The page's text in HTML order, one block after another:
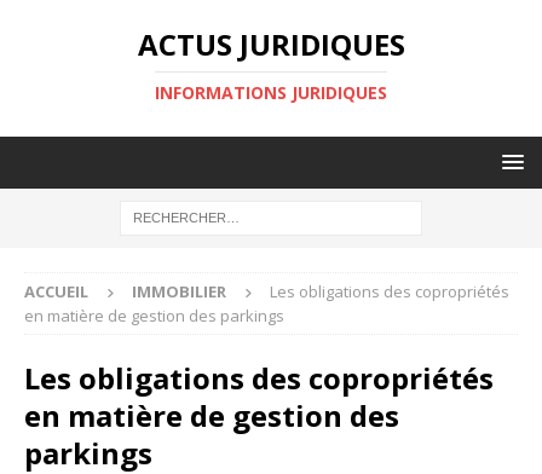
ACTUS JURIDIQUES
INFORMATIONS JURIDIQUES
ACCUEIL IMMOBILIER
Les obligations des copropriétés
en matière de gestion des parkings
Les obligations des copropriétés
en matière de gestion des
parkings